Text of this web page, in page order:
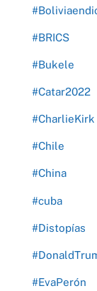
#BRICS
#Bukele
#Catar2022
#CharlieKirk
#Chile
#China
#cuba
#Distopías
#EvaPerón